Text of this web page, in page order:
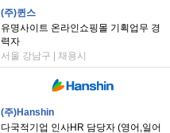
(주)퀸스
유명사이트 온라인쇼핑몰 기획업무 경
력자
서울 강남구 | 채용시
(주)Hanshin
다국적기업 인사HR 담당자 (영어,일어